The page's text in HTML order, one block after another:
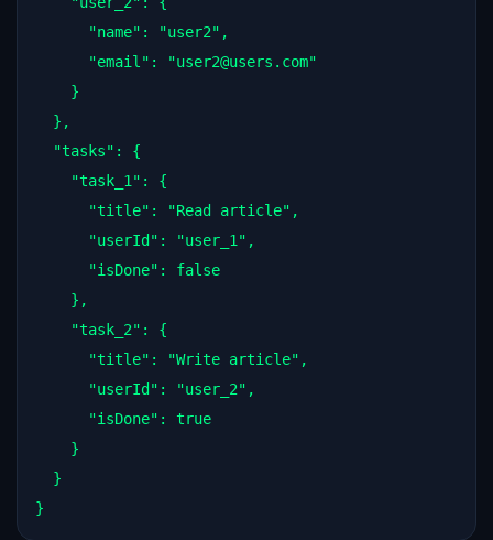
      "name": "user2",
      "email": "user2@users.com"
    }
  },
  "tasks": {
    "task_1": {
      "title": "Read article",
      "userId": "user_1",
      "isDone": false
    },
    "task_2": {
      "title": "Write article",
      "userId": "user_2",
      "isDone": true
    }
  }